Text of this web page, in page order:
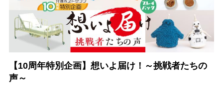
【10周年特別企画】想いよ届け！～挑戦者たちの
声～